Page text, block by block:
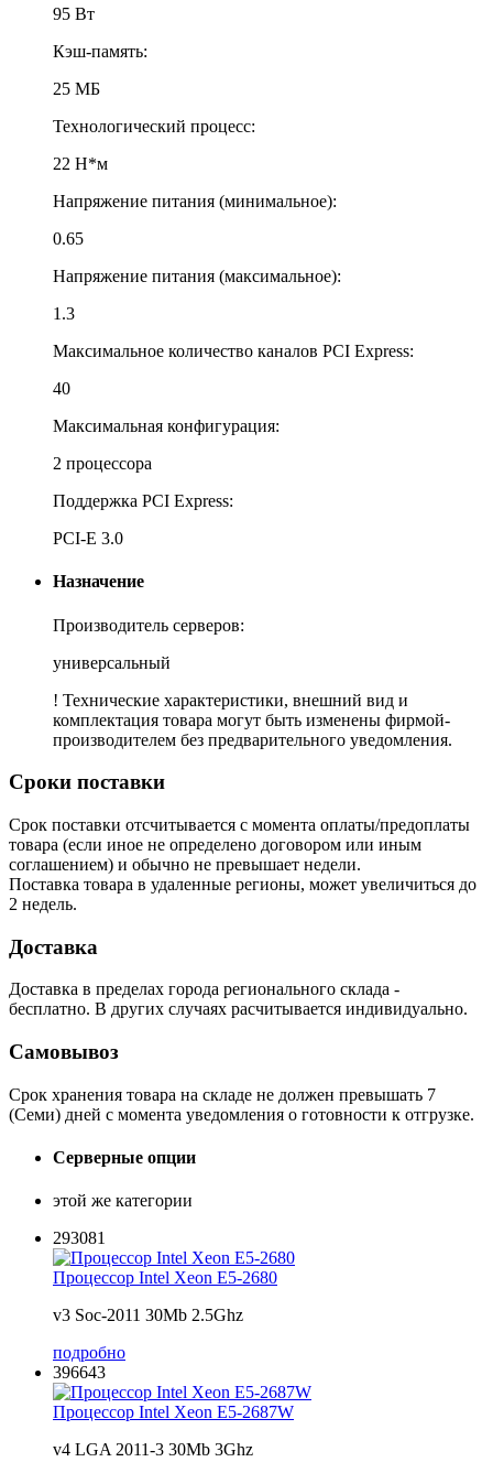
95 Вт
Кэш-память:
25 МБ
Технологический процесс:
22 Н*м
Напряжение питания (минимальное):
0.65
Напряжение питания (максимальное):
1.3
Максимальное количество каналов PCI Express:
40
Максимальная конфигурация:
2 процессора
Поддержка PCI Express:
PCI-E 3.0
Назначение
Производитель серверов:
универсальный
! Технические характеристики, внешний вид и
комплектация товара могут быть изменены фирмой-
производителем без предварительного уведомления.
Сроки поставки
Срок поставки отсчитывается с момента оплаты/предоплаты
товара (если иное не определено договором или иным
соглашением) и обычно не превышает недели.
Поставка товара в удаленные регионы, может увеличиться до
2 недель.
Доставка
Доставка в пределах города регионального склада -
бесплатно. В других случаях расчитывается индивидуально.
Самовывоз
Срок хранения товара на складе не должен превышать 7
(Семи) дней с момента уведомления о готовности к отгрузке.
Серверные опции
этой же категории
293081
Процессор Intel Xeon E5-2680
v3 Soc-2011 30Mb 2.5Ghz
подробно
396643
Процессор Intel Xeon E5-2687W
v4 LGA 2011-3 30Mb 3Ghz